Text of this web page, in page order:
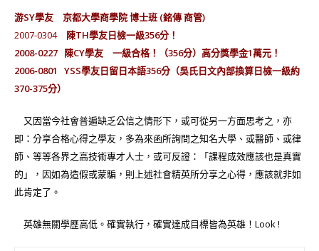
游SY學友 京都大學商學院 博士班 (銘傳 商管)
2007-0304 陳TH學友日檢一級356分！
2008-0227 陳CY學友 一級合格！（356分）高分獎學金1萬元！
2006-0801
YSS學友日留日本語356分（吳氏日文內部換算日檢一級約
370-375分）
又因當今社會普遍缺乏公信之情形下，或可從另一方面思考之，亦
即：分享合格心得之學友，多為來函所詢問之知名大學、或醫師、或律
師、等等各界之高技術專才人士，或可反證：「課程成效應該也是真實
的」，因如為造假或蒙騙，則上述社會精英所分享之心得，應該就非如
此肯定了。
英雄無關學歷高低。確實執行，確實達成目標皆為英雄！Look !